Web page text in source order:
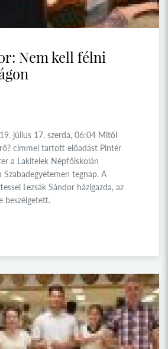
Nem kell félni
július 17. szerda, 06:04 Mitől
címmel tartott előadást Pintér
a Lakitelek Népfőiskolán
tegnap. A
Lezsák Sándor házigazda, az
beszélgetett.